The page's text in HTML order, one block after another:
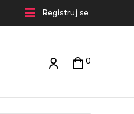
Registruj se
0